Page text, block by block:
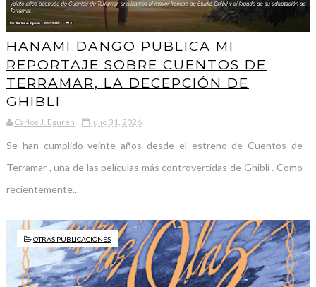
HANAMI DANGO PUBLICA MI
REPORTAJE SOBRE CUENTOS DE
TERRAMAR, LA DECEPCIÓN DE
GHIBLI
Carlos J. Eguren julio 31, 2026
Se han cumplido veinte años desde el estreno de Cuentos de
Terramar , una de las películas más controvertidas de Ghibli . Como
recientemente...
OTRAS PUBLICACIONES